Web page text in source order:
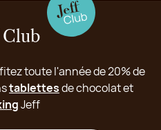
Club
toute l'année de 20% de
tablettesde chocolat et
Jeff